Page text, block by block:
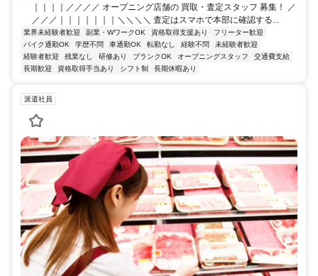
｜｜｜｜／／／／ オープニング店舗の 買取・査定スタッフ 募集！ ／
／／／｜｜｜｜｜｜｜＼＼＼＼ 査定はスマホで本部に確認する...
業界未経験者歓迎 副業・WワークOK 資格取得支援あり
フリーター歓迎
バイク通勤OK
学歴不問 車通勤OK 転勤なし 経験不問
未経験者歓迎
経験者歓迎
残業なし 研修あり ブランクOK オープニングスタッフ
交通費支給
長期歓迎
資格取得手当あり シフト制 長期休暇あり
派遣社員